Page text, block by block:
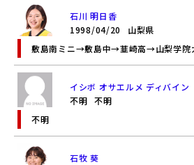
石川 明日香
1998/04/20
山梨県
敷島南ミニ→敷島中→韮崎高→山梨学院
イシボ オサエルメ ディバイン
不明
不明
不明
石牧 葵